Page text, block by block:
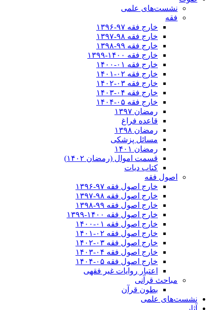
نشست‌های علمی
فقه
خارج فقه ۹۷-۱۳۹۶
خارج فقه ۹۸-۱۳۹۷
خارج فقه ۹۹-۱۳۹۸
خارج فقه ۱۴۰۰-۱۳۹۹
خارج فقه ۰۱-۱۴۰۰
خارج فقه ۰۲-۱۴۰۱
خارج فقه ۰۳-۱۴۰۲
خارج فقه ۰۴-۱۴۰۳
خارج فقه ۰۵-۱۴۰۴
رمضان ۱۳۹۷
قاعده فراغ
رمضان ۱۳۹۸
مسائل پزشکی
رمضان ۱۴۰۱
قسمت اموال (رمضان ۱۴۰۲)
کتاب دیات
اصول فقه
خارج اصول فقه ۹۷-۱۳۹۶
خارج اصول فقه ۹۸-۱۳۹۷
خارج اصول فقه ۹۹-۱۳۹۸
خارج اصول فقه ۱۴۰۰-۱۳۹۹
خارج اصول فقه ۰۱-۱۴۰۰
خارج اصول فقه ۰۲-۱۴۰۱
خارج اصول فقه ۰۳-۱۴۰۲
خارج اصول فقه ۰۴-۱۴۰۳
خارج اصول فقه ۰۵-۱۴۰۴
اعتبار روایات غیر فقهی
مباحث قرآنی
بطون قرآن
نشست‌های علمی
آثار